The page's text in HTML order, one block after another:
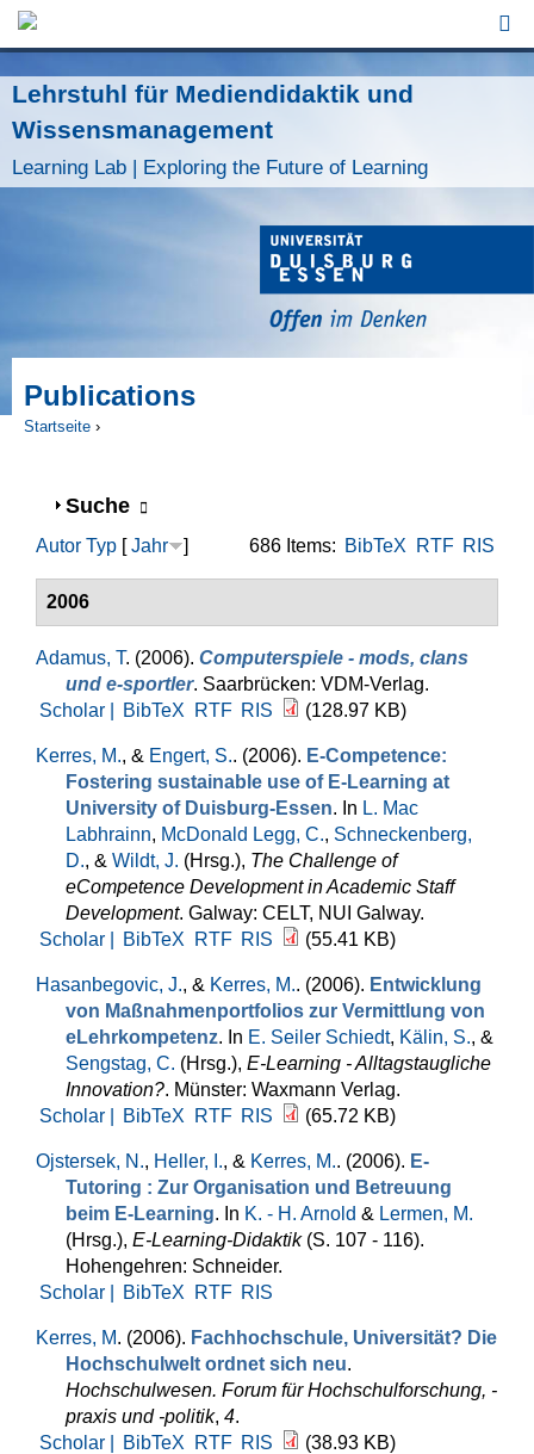
Lehrstuhl für Mediendidaktik und
Wissensmanagement
Learning Lab | Exploring the Future of Learning
Publications
Startseite ›
Anzeigen
Suche
686 Items: BibTeX RTF RIS
Autor Typ [Jahr ]
2006
Adamus, T. (2006). Computerspiele - mods, clans
und e-sportler. Saarbrücken: VDM-Verlag.
Scholar |
BibTeX RTF RIS (128.97 KB)
Kerres, M., & Engert, S.. (2006). E-Competence:
Fostering sustainable use of E-Learning at
University of Duisburg-Essen. In L. Mac
Labhrainn, McDonald Legg, C., Schneckenberg,
D., & Wildt, J. (Hrsg.), The Challenge of
eCompetence Development in Academic Staff
Development. Galway: CELT, NUI Galway.
Scholar |
BibTeX RTF RIS (55.41 KB)
Hasanbegovic, J., & Kerres, M.. (2006). Entwicklung
von Maßnahmenportfolios zur Vermittlung von
eLehrkompetenz. In E. Seiler Schiedt, Kälin, S., &
Sengstag, C. (Hrsg.), E-Learning - Alltagstaugliche
Innovation?. Münster: Waxmann Verlag.
Scholar |
BibTeX RTF RIS (65.72 KB)
Ojstersek, N., Heller, I., & Kerres, M.. (2006). E-
Tutoring : Zur Organisation und Betreuung
beim E-Learning. In K. - H. Arnold & Lermen, M.
(Hrsg.), E-Learning-Didaktik (S. 107 - 116).
Hohengehren: Schneider.
Scholar |
BibTeX RTF RIS
Kerres, M. (2006). Fachhochschule, Universität? Die
Hochschulwelt ordnet sich neu.
Hochschulwesen. Forum für Hochschulforschung, -
praxis und -politik, 4.
Scholar |
BibTeX RTF RIS (38.93 KB)